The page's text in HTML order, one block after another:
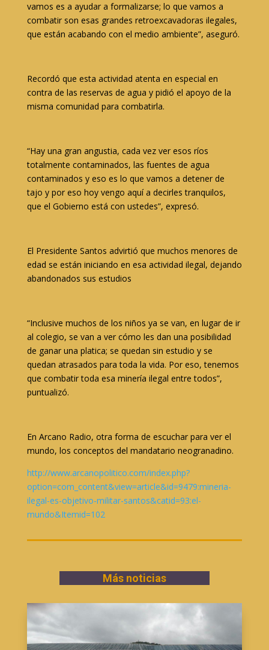
vamos es a ayudar a formalizarse; lo que vamos a
combatir son esas grandes retroexcavadoras ilegales,
que están acabando con el medio ambiente”, aseguró.
Recordó que esta actividad atenta en especial en
contra de las reservas de agua y pidió el apoyo de la
misma comunidad para combatirla.
“Hay una gran angustia, cada vez ver esos ríos
totalmente contaminados, las fuentes de agua
contaminados y eso es lo que vamos a detener de
tajo y por eso hoy vengo aquí a decirles tranquilos,
que el Gobierno está con ustedes”, expresó.
El Presidente Santos advirtió que muchos menores de
edad se están iniciando en esa actividad ilegal, dejando
abandonados sus estudios
“Inclusive muchos de los niños ya se van, en lugar de ir
al colegio, se van a ver cómo les dan una posibilidad
de ganar una platica; se quedan sin estudio y se
quedan atrasados para toda la vida. Por eso, tenemos
que combatir toda esa minería ilegal entre todos”,
puntualizó.
En Arcano Radio, otra forma de escuchar para ver el
mundo, los conceptos del mandatario neogranadino.
http://www.arcanopolitico.com/index.php?
option=com_content&view=article&id=9479:mineria-
ilegal-es-objetivo-militar-santos&catid=93:el-
mundo&Itemid=102
Más noticias